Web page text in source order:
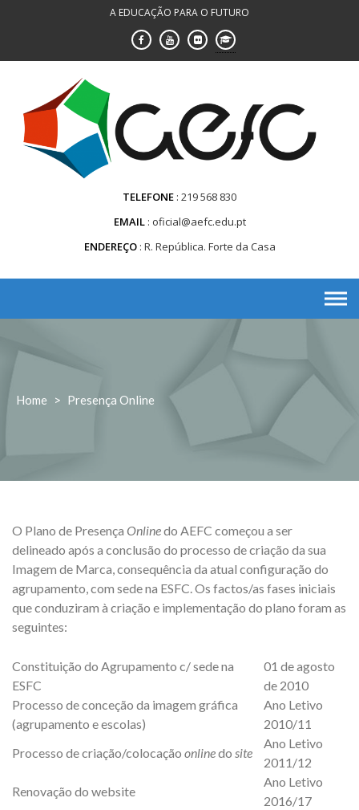
A EDUCAÇÃO PARA O FUTURO
TELEFONE 219 568 830
EMAIL oficial@aefc.edu.pt
ENDEREÇO R. República. Forte da Casa
Home > Presença Online
O Plano de Presença Onlinedo AEFC começou a ser
delineado após a conclusão do processo de criação da sua
Imagem de Marca, consequência da atual configuração do
agrupamento, com sede na ESFC. Os factos/as fases iniciais
que conduziram à criação e implementação do plano foram as
seguintes:
Constituição do Agrupamento c/ sede na
ESFC
01 de agosto
de 2010
Processo de conceção da imagem gráfica
(agrupamento e escolas)
Ano Letivo
2010/11
Processo de criação/colocação onlinedo site
Ano Letivo
2011/12
Renovação do website
Ano Letivo
2016/17